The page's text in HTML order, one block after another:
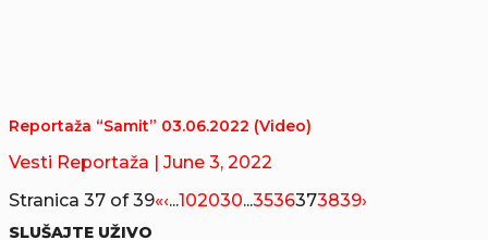
Reportaža “Samit” 03.06.2022 (Video)
Vesti Reportaža
| June 3, 2022
Stranica 37 of 39«‹...102030...3536373839›
SLUŠAJTE UŽIVO